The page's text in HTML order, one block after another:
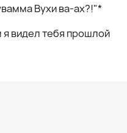
Вухи ва-ах?!"*
я видел тебя прошлой